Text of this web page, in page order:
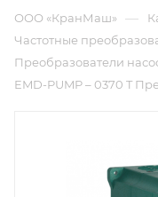
ООО «КранМаш» —
Частотные
Преобразователи
EMD-PUMP – 0370 T